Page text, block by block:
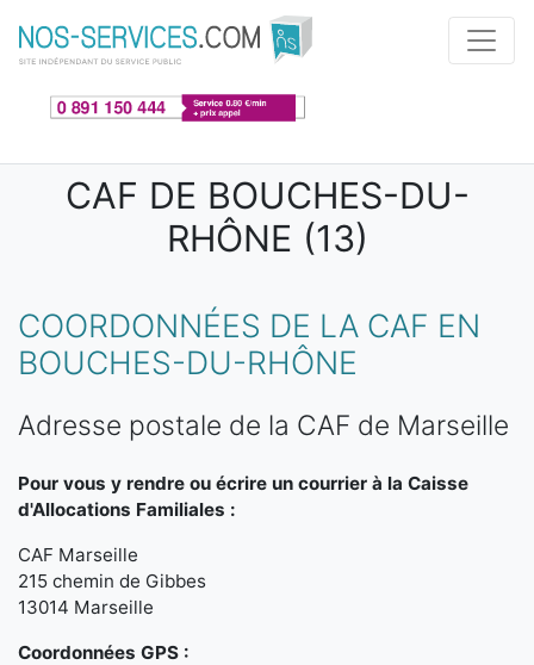
Aller au contenu principal
CAF DE BOUCHES-DU-
RHÔNE (13)
COORDONNÉES DE LA CAF EN
BOUCHES-DU-RHÔNE
Adresse postale de la CAF de Marseille
Pour vous y rendre ou écrire un courrier à la Caisse
d'Allocations Familiales :
CAF Marseille
215 chemin de Gibbes
13014 Marseille
Coordonnées GPS :